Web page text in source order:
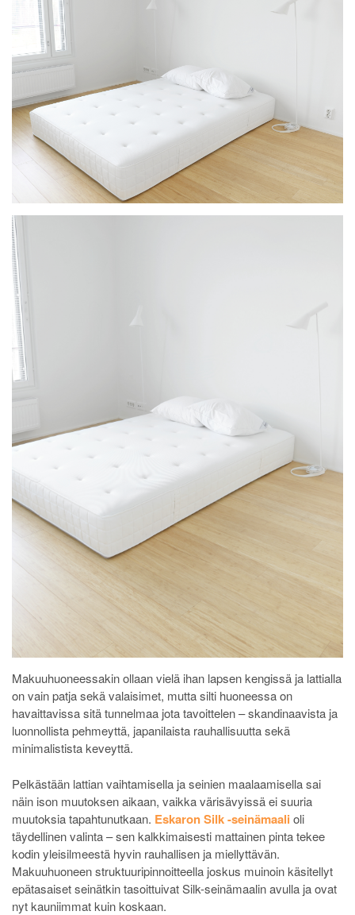
Makuuhuoneessakin ollaan vielä ihan lapsen kengissä ja lattialla
on vain patja sekä valaisimet, mutta silti huoneessa on
havaittavissa sitä tunnelmaa jota tavoittelen – skandinaavista ja
luonnollista pehmeyttä, japanilaista rauhallisuutta sekä
minimalistista keveyttä.
Pelkästään lattian vaihtamisella ja seinien maalaamisella sai
näin ison muutoksen aikaan, vaikka värisävyissä ei suuria
muutoksia tapahtunutkaan. Eskaron Silk -seinämaali oli
täydellinen valinta – sen kalkkimaisesti mattainen pinta tekee
kodin yleisilmeestä hyvin rauhallisen ja miellyttävän.
Makuuhuoneen struktuuripinnoitteella joskus muinoin käsitellyt
epätasaiset seinätkin tasoittuivat Silk-seinämaalin avulla ja ovat
nyt kauniimmat kuin koskaan.